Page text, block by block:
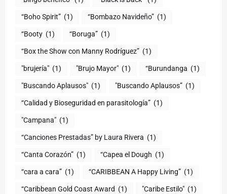
“Boho Spirit” (1) “Bombazo Navideño” (1)
“Booty (1) “Boruga” (1)
“Box the Show con Manny Rodríguez” (1)
"brujería" (1) "Brujo Mayor" (1) “Burundanga (1)
"Buscando Aplausos" (1) "Buscando Aplausos” (1)
(1)
"Campana" (1)
“Canciones Prestadas” by Laura Rivera (1)
“Canta Corazón” (1) “Capea el Dough (1)
“cara a cara” (1) “CARIBBEAN A Happy Living” (1)
(1) "Caribe Estilo" (1)